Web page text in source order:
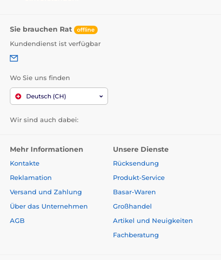
zur Illustration.
Haustierbedarf
Für Katzen Zahnpflege
Sie brauchen Rat offline
Kundendienst ist verfügbar
Wo Sie uns finden
Deutsch (CH)
Wir sind auch dabei:
Mehr Informationen
Kontakte
Reklamation
Versand und Zahlung
Über das Unternehmen
AGB
Unsere Dienste
Rücksendung
Produkt-Service
Basar-Waren
Großhandel
Artikel und Neuigkeiten
Fachberatung